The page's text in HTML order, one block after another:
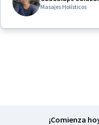
Masajes Holísticos
¡Comienza